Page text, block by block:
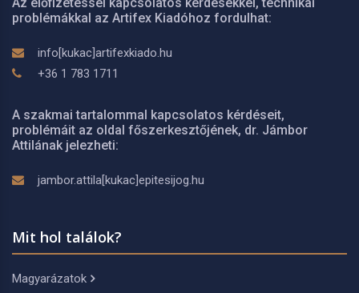
Az előfizetéssel kapcsolatos kérdésekkel, technikai
problémákkal az Artifex Kiadóhoz fordulhat:
info[kukac]artifexkiado.hu
+36 1 783 1711
A szakmai tartalommal kapcsolatos kérdéseit,
problémáit az oldal főszerkesztőjének, dr. Jámbor
Attilának jelezheti:
jambor.attila[kukac]epitesijog.hu
Mit hol találok?
Magyarázatok